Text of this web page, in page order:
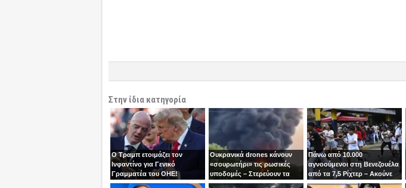
Στην ίδια κατηγορία
Ο Τραμπ ετοιμάζει τον
Ινφαντίνο για Γενικό
Γραμματέα του ΟΗΕ!
Ουκρανικά drones κάνουν
«σουρωτήρι» τις ρωσικές
υποδομές – Στερεύουν τα
καύσιμα του Πούτιν
Πάνω από 10.000
αγνοούμενοι στη Βενεζουέλα
από τα 7,5 Ρίχτερ – Ακούνε
φωνές κάτω από τα